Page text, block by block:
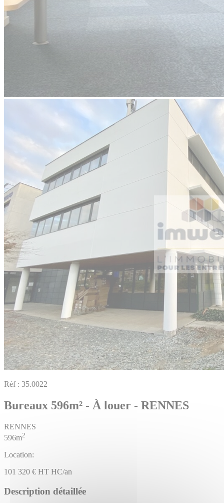
Réf : 35.0022
Bureaux 596m² - À louer - RENNES
RENNES
596m2
Location:
101 320 € HT HC/an
Description détaillée